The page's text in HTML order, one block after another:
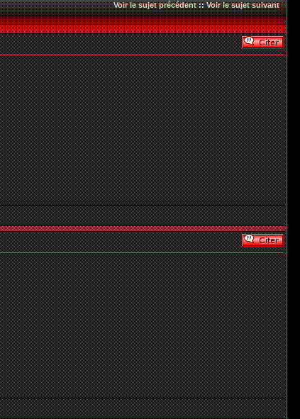
Voir le sujet précédent::Voir le sujet suivant